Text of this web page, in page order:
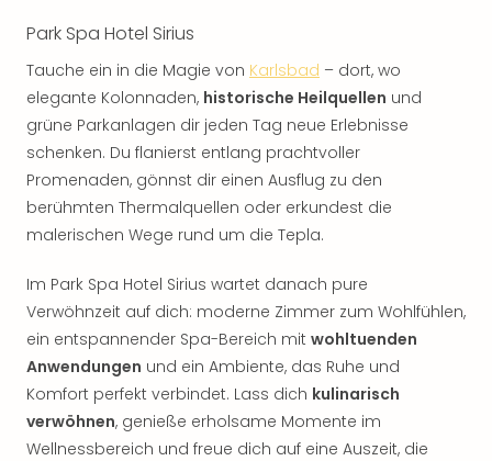
Park Spa Hotel Sirius
Tauche ein in die Magie von Karlsbad – dort, wo
elegante Kolonnaden, historische Heilquellen und
grüne Parkanlagen dir jeden Tag neue Erlebnisse
schenken. Du flanierst entlang prachtvoller
Promenaden, gönnst dir einen Ausflug zu den
berühmten Thermalquellen oder erkundest die
malerischen Wege rund um die Tepla.
Im Park Spa Hotel Sirius wartet danach pure
Verwöhnzeit auf dich: moderne Zimmer zum Wohlfühlen,
ein entspannender Spa-Bereich mit wohltuenden
Anwendungen und ein Ambiente, das Ruhe und
Komfort perfekt verbindet. Lass dich kulinarisch
verwöhnen, genieße erholsame Momente im
Wellnessbereich und freue dich auf eine Auszeit, die